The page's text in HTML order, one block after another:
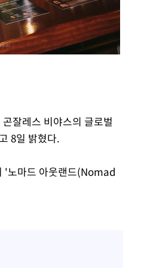
잘레스 비야스의 글로벌
8일 밝혔다.
'노마드 아웃랜드(Nomad